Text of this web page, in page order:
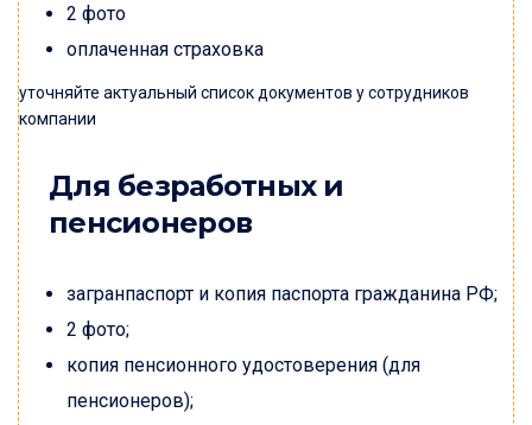
2 фото
оплаченная страховка
уточняйте актуальный список документов у сотрудников
компании
Для безработных и
пенсионеров
загранпаспорт и копия паспорта гражданина РФ;
2 фото;
копия пенсионного удостоверения (для
пенсионеров);